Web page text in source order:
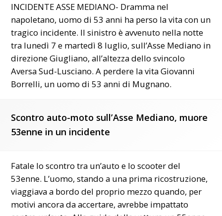
INCIDENTE ASSE MEDIANO- Dramma nel
napoletano, uomo di 53 anni ha perso la vita con un
tragico incidente. Il sinistro è avvenuto nella notte
tra lunedì 7 e martedì 8 luglio, sull’Asse Mediano in
direzione Giugliano, all’altezza dello svincolo
Aversa Sud-Lusciano. A perdere la vita Giovanni
Borrelli, un uomo di 53 anni di Mugnano.
Scontro auto-moto sull’Asse Mediano, muore
53enne in un incidente
Fatale lo scontro tra un’auto e lo scooter del
53enne. L’uomo, stando a una prima ricostruzione,
viaggiava a bordo del proprio mezzo quando, per
motivi ancora da accertare, avrebbe impattato